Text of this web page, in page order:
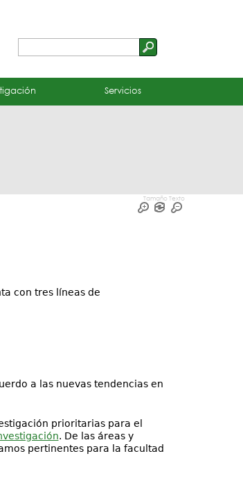
de
Servicios
Tamaño Texto
con tres líneas de
a las nuevas tendencias en
prioritarias para el
. De las áreas y
pertinentes para la facultad